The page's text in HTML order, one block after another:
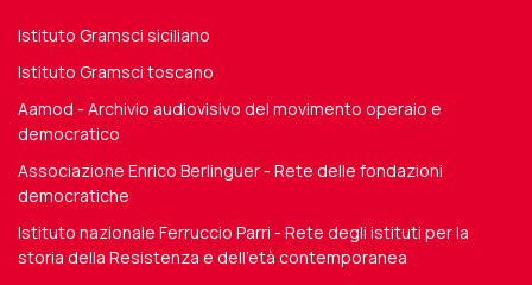
Istituto Gramsci siciliano
Istituto Gramsci toscano
Aamod - Archivio audiovisivo del movimento operaio e
democratico
Associazione Enrico Berlinguer - Rete delle fondazioni
democratiche
Istituto nazionale Ferruccio Parri - Rete degli istituti per la
storia della Resistenza e dell'età contemporanea